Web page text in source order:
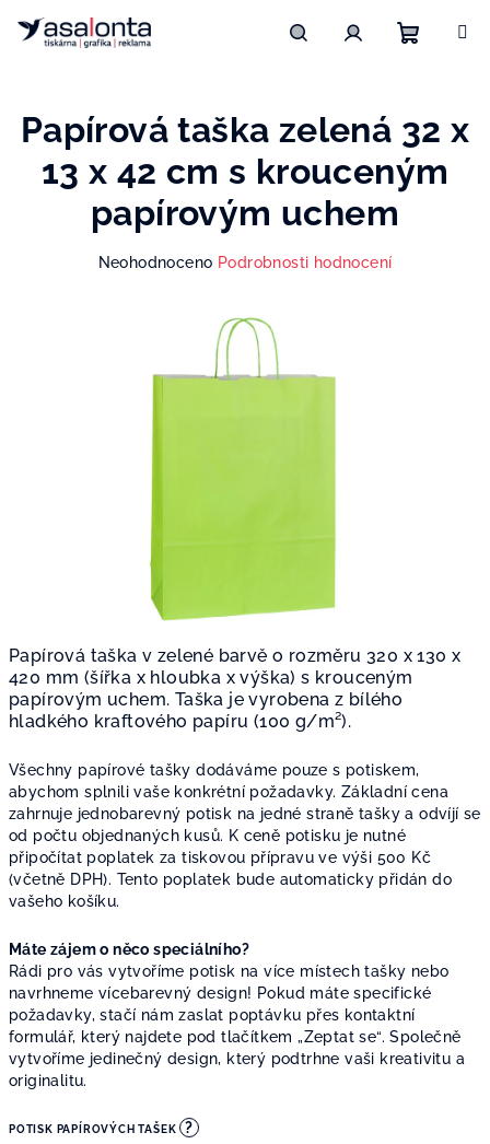
košík
Papírová taška v zelené barvě o rozměru 320 x 130 x
420 mm (šířka x hloubka x výška) s krouceným
papírovým uchem. Taška je vyrobena z bílého
hladkého kraftového papíru (100 g/m²).
Všechny papírové tašky dodáváme pouze s potiskem,
abychom splnili vaše konkrétní požadavky. Základní cena
zahrnuje jednobarevný potisk na jedné straně tašky a odvíjí se
od počtu objednaných kusů. K ceně potisku je nutné
připočítat poplatek za tiskovou přípravu ve výši 500 Kč
(včetně DPH). Tento poplatek bude automaticky přidán do
vašeho košíku.
Máte zájem o něco speciálního?
Rádi pro vás vytvoříme potisk na více místech tašky nebo
navrhneme vícebarevný design! Pokud máte specifické
požadavky, stačí nám zaslat poptávku přes kontaktní
formulář, který najdete pod tlačítkem „Zeptat se“. Společně
vytvoříme jedinečný design, který podtrhne vaši kreativitu a
originalitu.
POTISK PAPÍROVÝCH TAŠEK ?
Papírová taška zelená 32 x
13 x 42 cm s krouceným
papírovým uchem
Průměrné
Neohodnoceno Podrobnosti hodnocení